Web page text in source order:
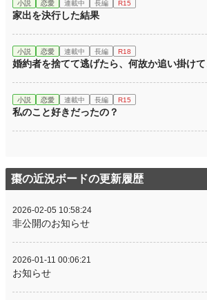
小説 恋愛 連載中 長編 R15
家出を決行した結果
小説 恋愛 連載中 長編 R18
婚約者を捨てて逃げたら、何故か追い掛け
小説 恋愛 連載中 長編 R15
私のこと好きだったの？
棗の近況ボードの更新履歴
2026-02-05 10:58:24
非公開のお知らせ
2026-01-11 00:06:21
お知らせ